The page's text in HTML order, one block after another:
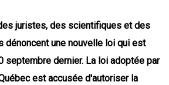
juristes, des scientifiques et des
dénoncent une nouvelle loi qui est
septembre dernier. La loi adoptée par
est accusée d'autoriser la